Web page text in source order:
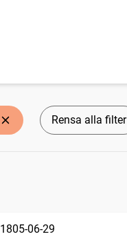
Rensa alla filter
1805-06-29